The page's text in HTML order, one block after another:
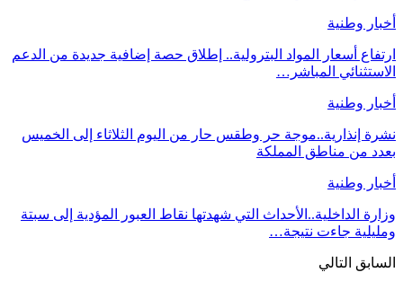
أخبار وطنية
ارتفاع أسعار المواد البترولية.. إطلاق حصة إضافية جديدة من الدعم
الاستثنائي المباشر…
أخبار وطنية
نشرة إنذارية..موجة حر وطقس حار من اليوم الثلاثاء إلى الخميس
بعدد من مناطق المملكة
أخبار وطنية
وزارة الداخلية..الأحداث التي شهدتها نقاط العبور المؤدية إلى سبتة
ومليلية جاءت نتيجة…
السابق التالي